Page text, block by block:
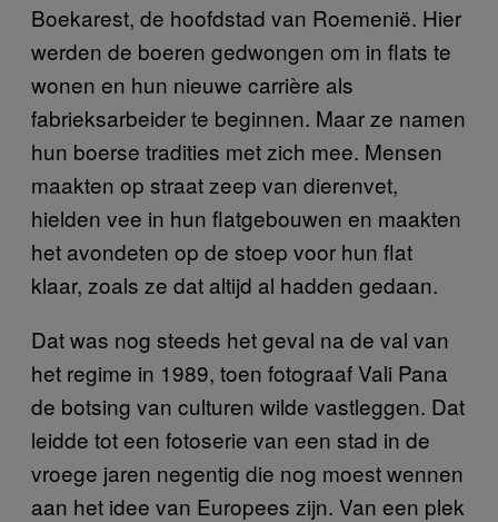
Boekarest, de hoofdstad van Roemenië. Hier
werden de boeren gedwongen om in flats te
wonen en hun nieuwe carrière als
fabrieksarbeider te beginnen. Maar ze namen
hun boerse tradities met zich mee. Mensen
maakten op straat zeep van dierenvet,
hielden vee in hun flatgebouwen en maakten
het avondeten op de stoep voor hun flat
klaar, zoals ze dat altijd al hadden gedaan.
Dat was nog steeds het geval na de val van
het regime in 1989, toen fotograaf Vali Pana
de botsing van culturen wilde vastleggen. Dat
leidde tot een fotoserie van een stad in de
vroege jaren negentig die nog moest wennen
aan het idee van Europees zijn. Van een plek